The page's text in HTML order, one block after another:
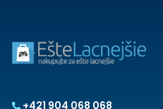
+421 904 068 068